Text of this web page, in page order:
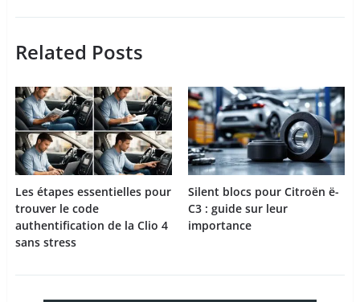
Related Posts
Les étapes essentielles pour
trouver le code
authentification de la Clio 4
sans stress
Silent blocs pour Citroën ë-
C3 : guide sur leur
importance